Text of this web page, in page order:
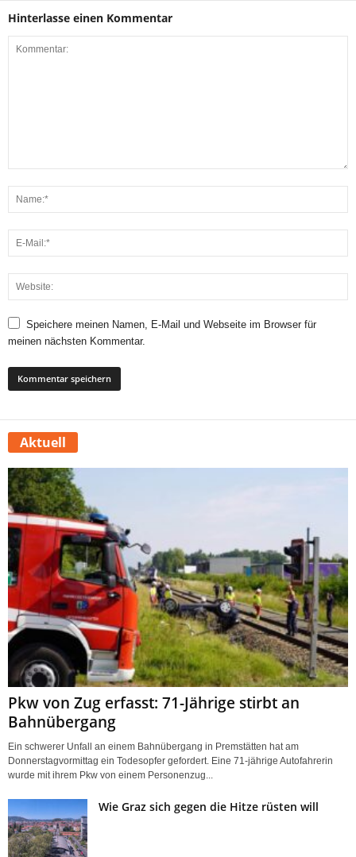
Hinterlasse einen Kommentar
Speichere meinen Namen, E-Mail und Webseite im Browser für
meinen nächsten Kommentar.
Aktuell
Pkw von Zug erfasst: 71-Jährige stirbt an
Bahnübergang
Ein schwerer Unfall an einem Bahnübergang in Premstätten hat am
Donnerstagvormittag ein Todesopfer gefordert. Eine 71-jährige Autofahrerin
wurde mit ihrem Pkw von einem Personenzug...
Wie Graz sich gegen die Hitze rüsten will